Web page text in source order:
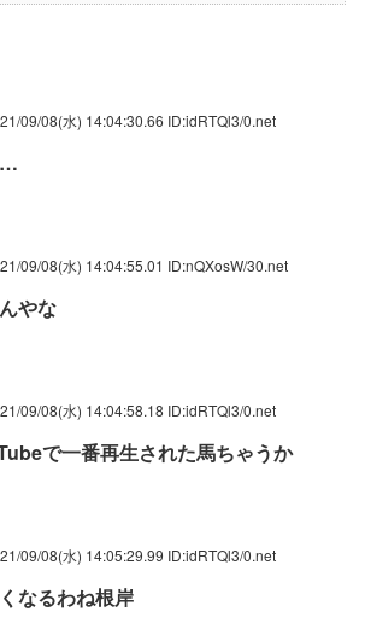
09/08(水) 14:04:30.66 ID:idRTQl3/0.net
…
09/08(水) 14:04:55.01 ID:nQXosW/30.net
やな
09/08(水) 14:04:58.18 ID:idRTQl3/0.net
で一番再生された馬ちゃうか
09/08(水) 14:05:29.99 ID:idRTQl3/0.net
なるわね根岸